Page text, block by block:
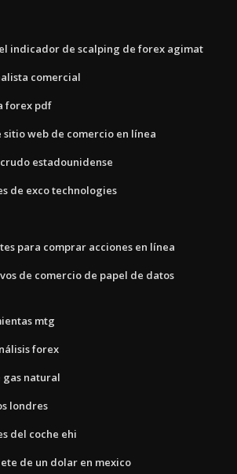
indicador de scalping de forex agimat
comercial
forex pdf
web de comercio en línea
estadounidense
de exco technologies
para comprar acciones en línea
de comercio de papel de datos
mtg
forex
gas natural
londres
del coche ehi
de un dolar en mexico